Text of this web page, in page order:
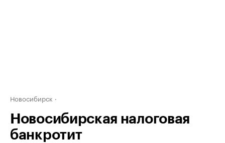
Новосибирск
Новосибирская налоговая
банкротит